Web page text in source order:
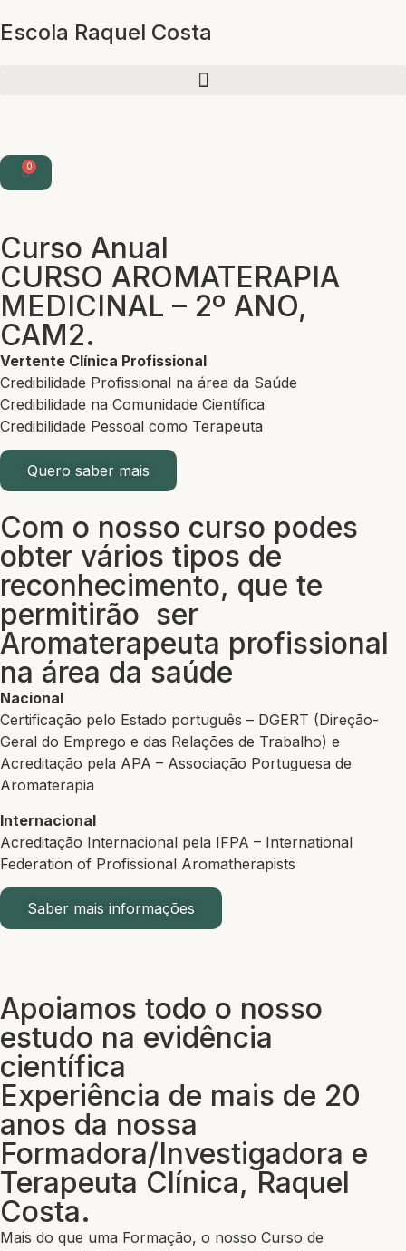
Escola Raquel Costa
0
Curso Anual
CURSO AROMATERAPIA
MEDICINAL – 2º ANO,
CAM2.
Vertente Clínica Profissional
Credibilidade Profissional na área da Saúde
Credibilidade na Comunidade Científica
Credibilidade Pessoal como Terapeuta
Quero saber mais
Com o nosso curso podes
obter vários tipos de
reconhecimento, que te
permitirão ser
Aromaterapeuta profissional
na área da saúde
Nacional
Certificação pelo Estado português – DGERT (Direção-
Geral do Emprego e das Relações de Trabalho) e
Acreditação pela APA – Associação Portuguesa de
Aromaterapia
Internacional
Acreditação Internacional pela IFPA – International
Federation of Profissional Aromatherapists
Saber mais informações
Apoiamos todo o nosso
estudo na evidência
científica
Experiência de mais de 20
anos da nossa
Formadora/Investigadora e
Terapeuta Clínica, Raquel
Costa.
Mais do que uma Formação, o nosso Curso de